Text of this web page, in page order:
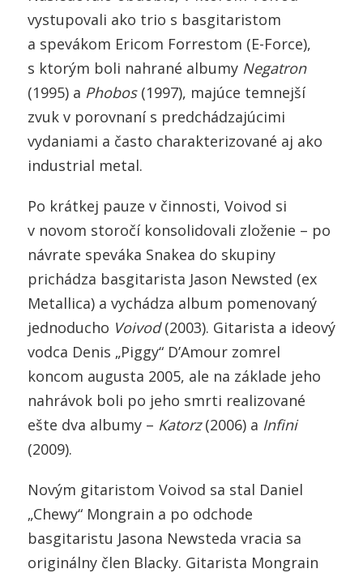
vystupovali ako trio s basgitaristom
a spevákom Ericom Forrestom (E-Force),
s ktorým boli nahrané albumy Negatron
(1995) a Phobos(1997), majúce temnejší
zvuk v porovnaní s predchádzajúcimi
vydaniami a často charakterizované aj ako
industrial metal.
Po krátkej pauze v činnosti, Voivod si
v novom storočí konsolidovali zloženie – po
návrate speváka Snakea do skupiny
prichádza basgitarista Jason Newsted (ex
Metallica) a vychádza album pomenovaný
jednoducho Voivod(2003). Gitarista a ideový
vodca Denis „Piggy“ D’Amour zomrel
koncom augusta 2005, ale na základe jeho
nahrávok boli po jeho smrti realizované
ešte dva albumy – Katorz(2006) a Infini
(2009).
Novým gitaristom Voivod sa stal Daniel
„Chewy“ Mongrain a po odchode
basgitaristu Jasona Newsteda vracia sa
originálny člen Blacky. Gitarista Mongrain